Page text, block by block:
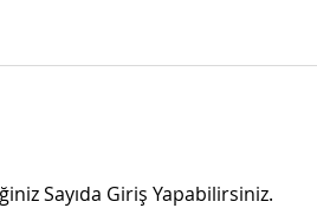
Sayıda Giriş Yapabilirsiniz.